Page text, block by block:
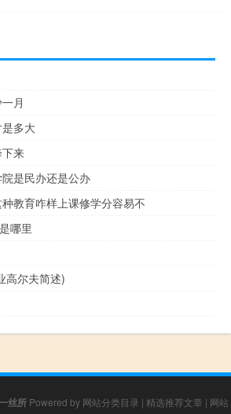
月
多大
来
是民办还是公办
教育咋样上课修学分容易不
哪里
高尔夫简述)
丝所 Powered by 网站分类目录 | 精选推荐文章 | 网站